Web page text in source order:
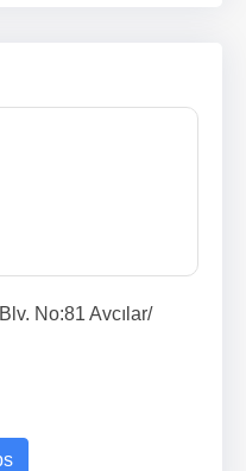
No:81 Avcılar/